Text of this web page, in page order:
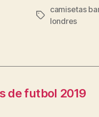
Etiquetas
camisetas
londres
de futbol 2019